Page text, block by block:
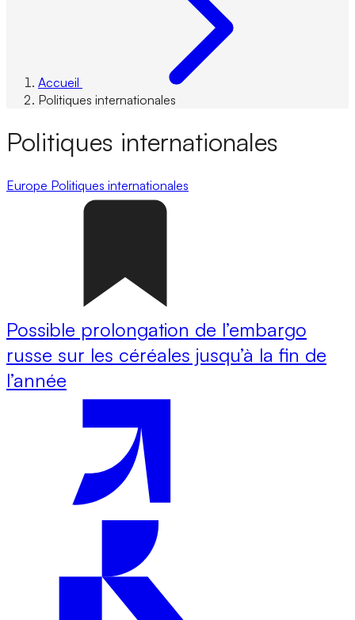
Accueil
Politiques internationales
Politiques internationales
Europe Politiques internationales
Possible prolongation de l’embargo
russe sur les céréales jusqu’à la fin de
l’année